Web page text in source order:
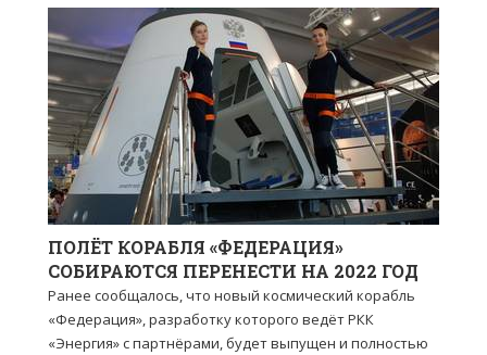
ПОЛЁТ КОРАБЛЯ «ФЕДЕРАЦИЯ»
СОБИРАЮТСЯ ПЕРЕНЕСТИ НА 2022 ГОД
Ранее сообщалось, что новый космический корабль
«Федерация», разработку которого ведёт РКК
«Энергия» с партнёрами, будет выпущен и полностью